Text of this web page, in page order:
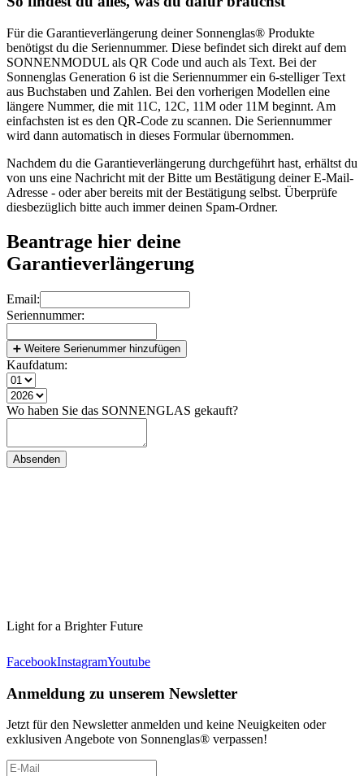
Für die Garantieverlängerung deiner Sonnenglas® Produkte
benötigst du die Seriennummer. Diese befindet sich direkt auf dem
SONNENMODUL als QR Code und auch als Text. Bei der
Sonnenglas Generation 6 ist die Seriennummer ein 6-stelliger Text
aus Buchstaben und Zahlen. Bei den vorherigen Modellen eine
längere Nummer, die mit 11C, 12C, 11M oder 11M beginnt. Am
einfachsten ist es den QR-Code zu scannen. Die Seriennummer
wird dann automatisch in dieses Formular übernommen.
Nachdem du die Garantieverlängerung durchgeführt hast, erhältst du
von uns eine Nachricht mit der Bitte um Bestätigung deiner E-Mail-
Adresse - oder aber bereits mit der Bestätigung selbst. Überprüfe
diesbezüglich bitte auch immer deinen Spam-Ordner.
Beantrage hier deine
Garantieverlängerung
Email:
Seriennummer:
➕ Weitere Serienummer hinzufügen
Kaufdatum:
Wo haben Sie das SONNENGLAS gekauft?
Light for a Brighter Future
FacebookInstagramYoutube
Anmeldung zu unserem Newsletter
Jetzt für den Newsletter anmelden und keine Neuigkeiten oder
exklusiven Angebote von Sonnenglas® verpassen!